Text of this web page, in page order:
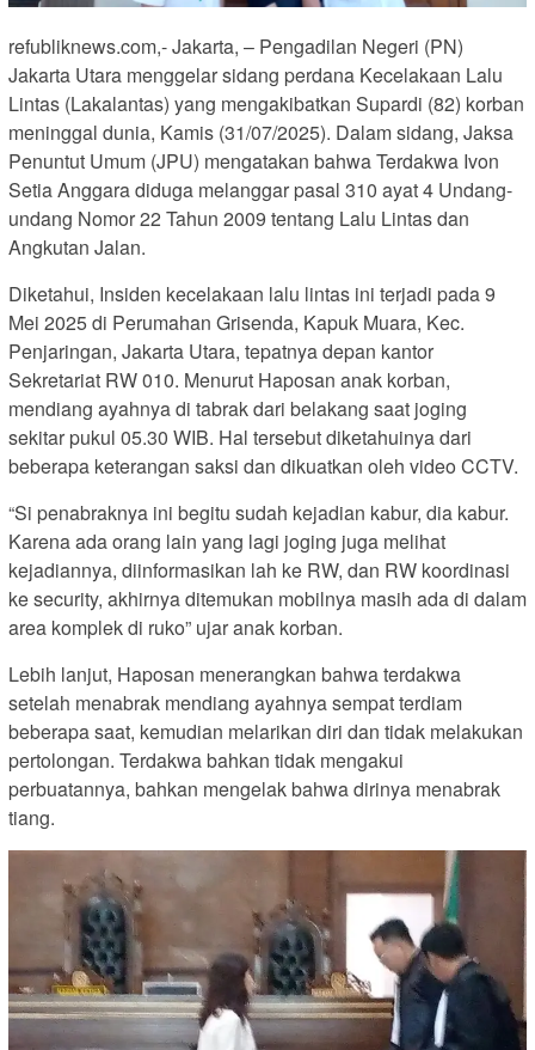
refubliknews.com,- Jakarta, – Pengadilan Negeri (PN)
Jakarta Utara menggelar sidang perdana Kecelakaan Lalu
Lintas (Lakalantas) yang mengakibatkan Supardi (82) korban
meninggal dunia, Kamis (31/07/2025). Dalam sidang, Jaksa
Penuntut Umum (JPU) mengatakan bahwa Terdakwa Ivon
Setia Anggara diduga melanggar pasal 310 ayat 4 Undang-
undang Nomor 22 Tahun 2009 tentang Lalu Lintas dan
Angkutan Jalan.
Diketahui, Insiden kecelakaan lalu lintas ini terjadi pada 9
Mei 2025 di Perumahan Grisenda, Kapuk Muara, Kec.
Penjaringan, Jakarta Utara, tepatnya depan kantor
Sekretariat RW 010. Menurut Haposan anak korban,
mendiang ayahnya di tabrak dari belakang saat joging
sekitar pukul 05.30 WIB. Hal tersebut diketahuinya dari
beberapa keterangan saksi dan dikuatkan oleh video CCTV.
“Si penabraknya ini begitu sudah kejadian kabur, dia kabur.
Karena ada orang lain yang lagi joging juga melihat
kejadiannya, diinformasikan lah ke RW, dan RW koordinasi
ke security, akhirnya ditemukan mobilnya masih ada di dalam
area komplek di ruko” ujar anak korban.
Lebih lanjut, Haposan menerangkan bahwa terdakwa
setelah menabrak mendiang ayahnya sempat terdiam
beberapa saat, kemudian melarikan diri dan tidak melakukan
pertolongan. Terdakwa bahkan tidak mengakui
perbuatannya, bahkan mengelak bahwa dirinya menabrak
tiang.